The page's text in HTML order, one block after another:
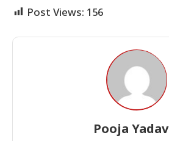
Post Views: 156
Pooja Yadav